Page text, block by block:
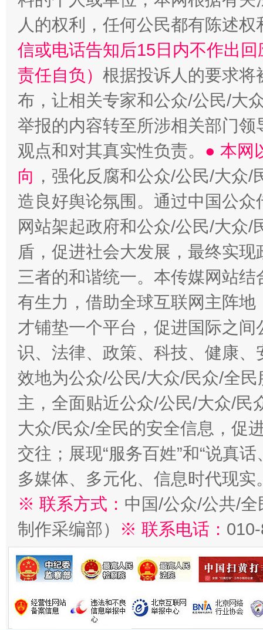
人的权利，任何公民都有陈述
信或电话告知后15日内不作出
责任自负） 根据投诉人的要求将
布，让相关专家和公众/公民/大
举报的内容转至所涉相关部门
观点和对其真实性负责。 ● 本网
向 ，强化反腐和公众/公民/大众
造良好舆论氛围。通过中国公
网站架起政府和公众/公民/大众
盾，促进社会大发展，最终实
三者的和谐统一。本传媒网站
有生力，借助全球互联网主阵
才铺垫一个平台，促进国际之
识、法律、政策、科技、健康
效地为公众/公民/大众/民众/全
主，全面贴近公众/公民/大众/民
大众/民众/全民的安全信息，促
交往；展现“服务百姓”和“说真
多媒体、多元化、信息时代现实
※ 联系方式： 中国/公众/公共/
制作采编部）
※ 联系电话：